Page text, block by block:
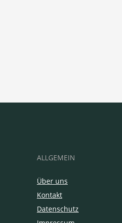
ALLGEMEIN
Über uns
Kontakt
Datenschutz